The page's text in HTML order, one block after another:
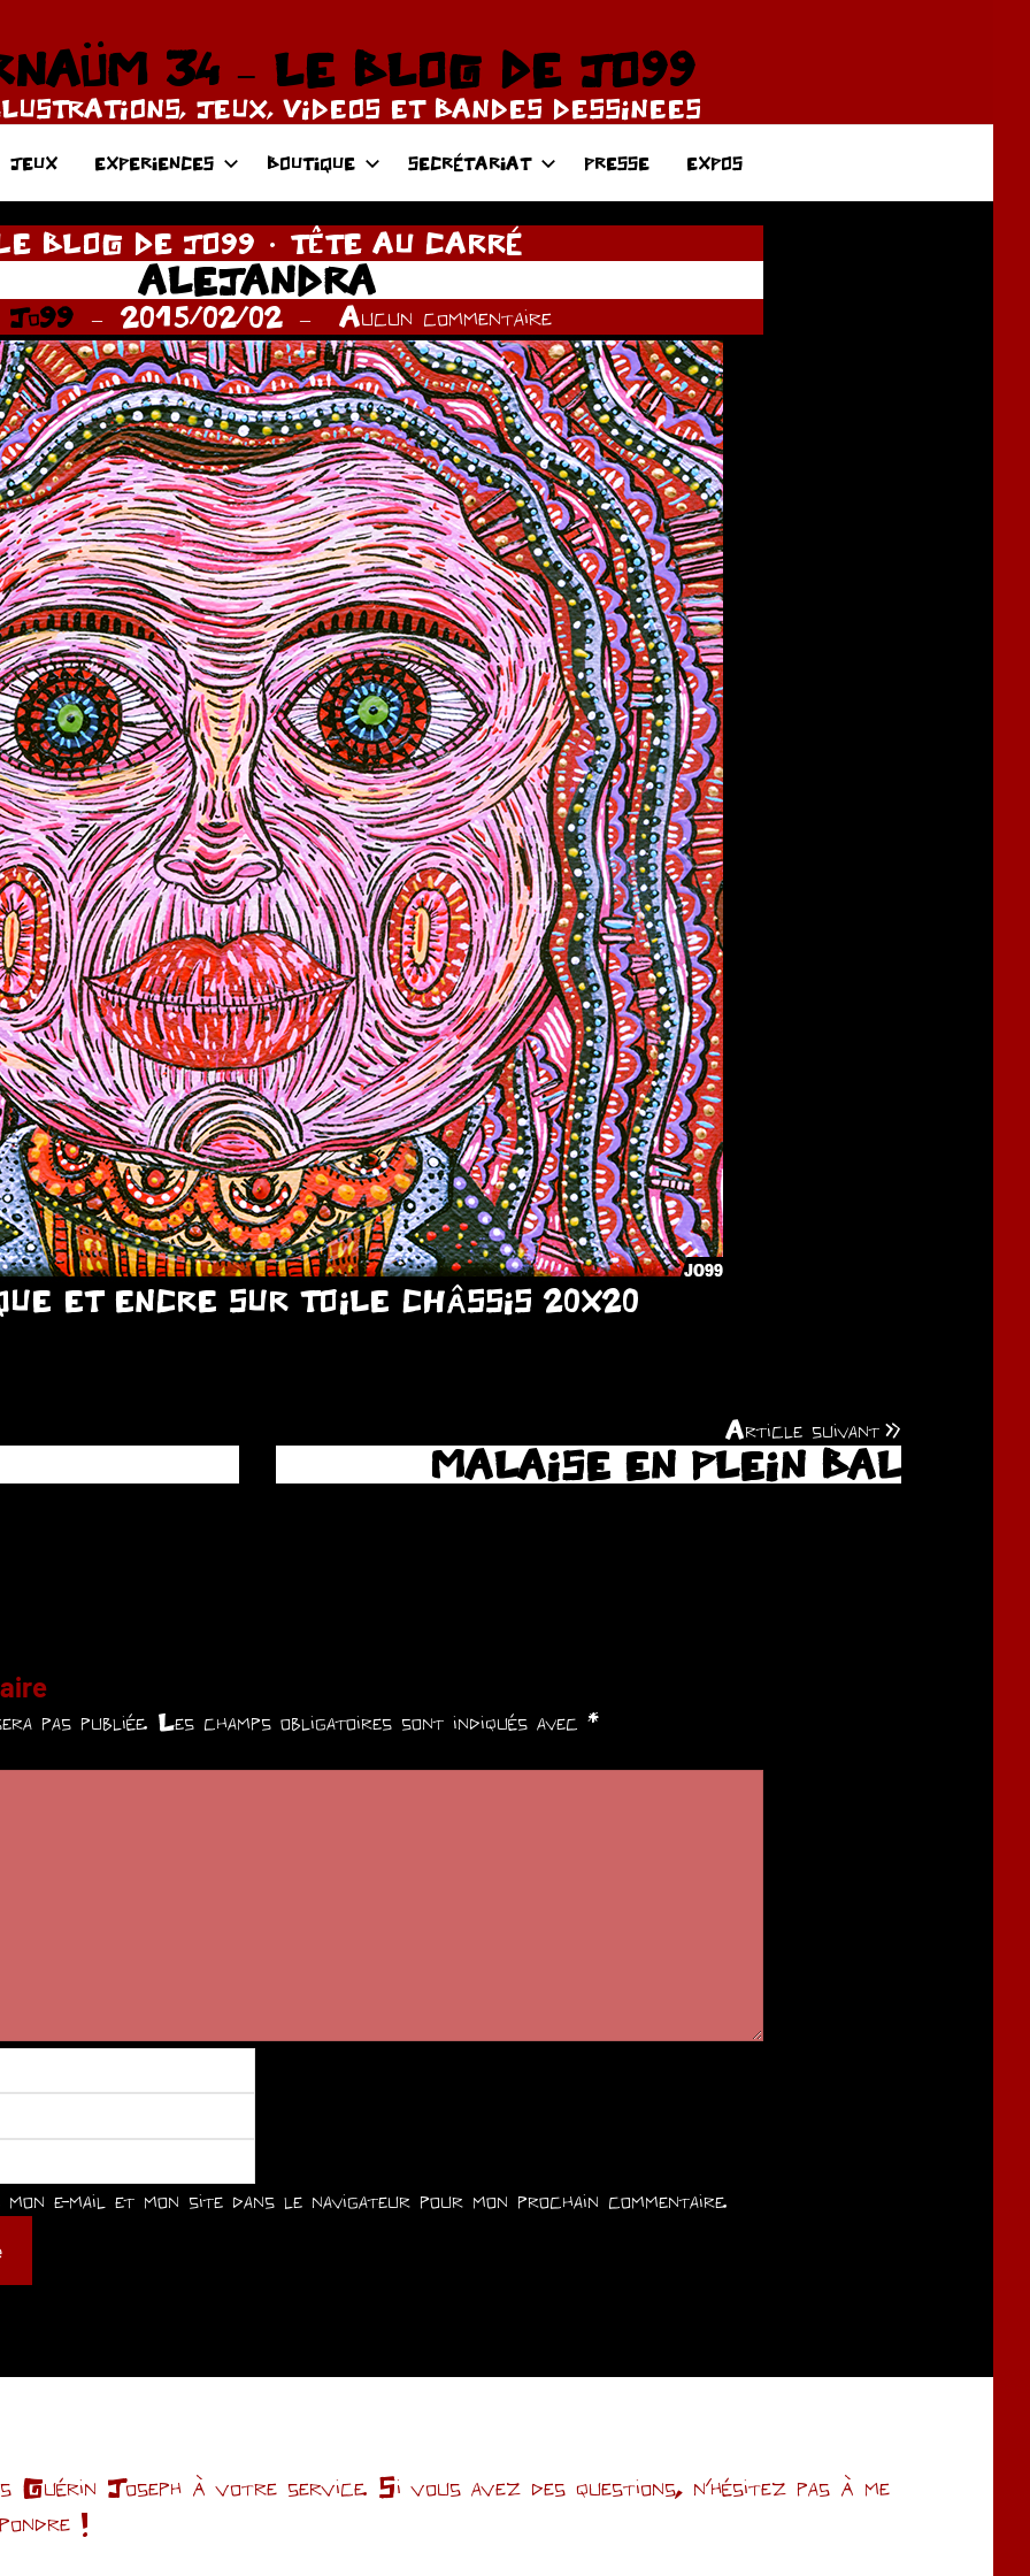
34 – LE BLOG DE JO99
JEUX, VIDEOS ET BANDES DESSINEES
JEUX EXPERIENCES BOUTIQUE SECRÉTARIAT PRESSE EXPOS
BLOG DE JO99 TÊTE AU CARRÉ
ALEJANDRA
Jo99 2015/02/02 Aucun commentaire
ET ENCRE SUR TOILE CHÂSSIS 20X20
Article suivant
MALAISE EN PLEIN BAL
pas publiée. Les champs obligatoires sont indiqués avec *
e-mail et mon site dans le navigateur pour mon prochain commentaire.
Joseph à votre service. Si vous avez des questions, n’hésitez pas à me
!